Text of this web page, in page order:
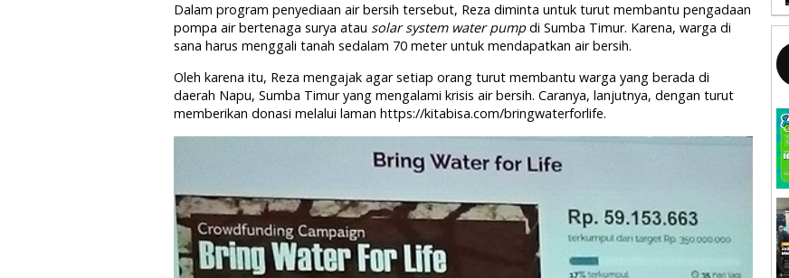
Dalam program penyediaan air bersih tersebut, Reza diminta untuk turut membantu pengadaan
pompa air bertenaga surya atau solar system water pumpdi Sumba Timur. Karena, warga di
sana harus menggali tanah sedalam 70 meter untuk mendapatkan air bersih.
Oleh karena itu, Reza mengajak agar setiap orang turut membantu warga yang berada di
daerah Napu, Sumba Timur yang mengalami krisis air bersih. Caranya, lanjutnya, dengan turut
memberikan donasi melalui laman https://kitabisa.com/bringwaterforlife.